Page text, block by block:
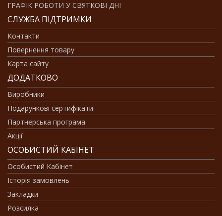
ГРАФІК РОБОТИ У СВЯТКОВІ ДНІ
СЛУЖБА ПІДТРИМКИ
Контакти
Повернення товару
Карта сайту
ДОДАТКОВО
Виробники
Подарункові сертифікати
Партнерська програма
Акції
ОСОБИСТИЙ КАБІНЕТ
Особистий Кабінет
Історія замовлень
Закладки
Розсилка